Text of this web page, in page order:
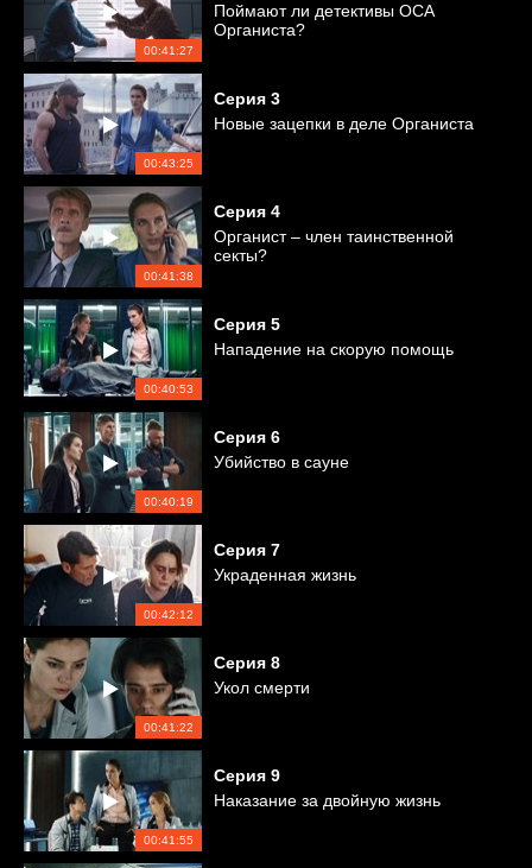
00:41:27
Поймают ли детективы ОСА
Органиста?
00:43:25
Серия 3
Новые зацепки в деле Органиста
00:41:38
Серия 4
Органист – член таинственной
секты?
00:40:53
Серия 5
Нападение на скорую помощь
00:40:19
Серия 6
Убийство в сауне
00:42:12
Серия 7
Украденная жизнь
00:41:22
Серия 8
Укол смерти
00:41:55
Серия 9
Наказание за двойную жизнь